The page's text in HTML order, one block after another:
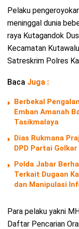
Pelaku
meninggal dunia
raya Kutagandok
Kecamatan
Satreskrim Polres
Baca Juga :
Berbekal
Emban Amanah
Tasikmalaya
Dias Rukmana
DPD Partai
Polda Jabar
Terkait Dugaan
dan Manipulasi
Para pelaku yakni
Daftar Pencarian